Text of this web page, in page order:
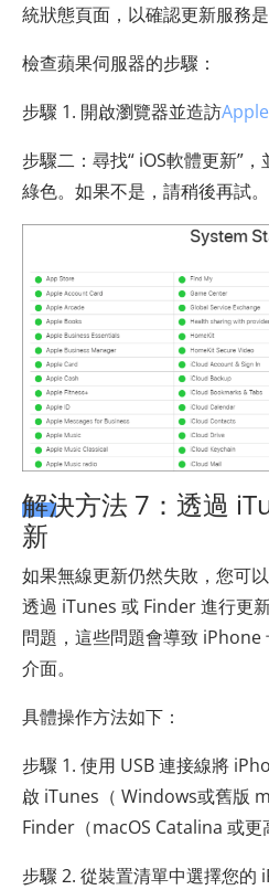
統狀態頁面，以確認更新服務是
檢查蘋果伺服器的步驟：
步驟 1. 開啟瀏覽器並造訪
步驟二：尋找“ iOS軟體更新”
綠色。如果不是，請稍後再試。
解決方法 7：透過
新
如果無線更新仍然失敗，您可
透過 iTunes 或 Finder 進行更
問題，這些問題會導致 iPhone
介面。
具體操作方法如下：
步驟 1. 使用 USB 連接線將
啟 iTunes（ Windows或舊版
Finder（macOS Catalina 或更
步驟 2. 從裝置清單中選擇您的